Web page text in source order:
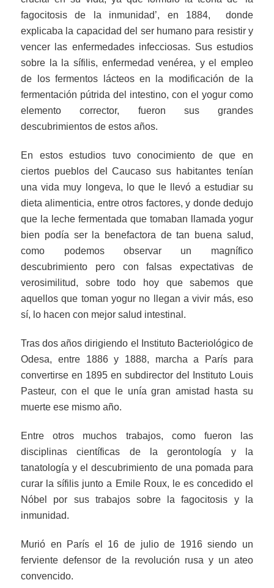
fagocitosis de la inmunidad’, en 1884, donde
explicaba la capacidad del ser humano para resistir y
vencer las enfermedades infecciosas. Sus estudios
sobre la la sífilis, enfermedad venérea, y el empleo
de los fermentos lácteos en la modificación de la
fermentación pútrida del intestino, con el yogur como
elemento corrector, fueron sus grandes
descubrimientos de estos años.
En estos estudios tuvo conocimiento de que en
ciertos pueblos del Caucaso sus habitantes tenían
una vida muy longeva, lo que le llevó a estudiar su
dieta alimenticia, entre otros factores, y donde dedujo
que la leche fermentada que tomaban llamada yogur
bien podía ser la benefactora de tan buena salud,
como podemos observar un magnífico
descubrimiento pero con falsas expectativas de
verosimilitud, sobre todo hoy que sabemos que
aquellos que toman yogur no llegan a vivir más, eso
sí, lo hacen con mejor salud intestinal.
Tras dos años dirigiendo el Instituto Bacteriológico de
Odesa, entre 1886 y 1888, marcha a París para
convertirse en 1895 en subdirector del Instituto Louis
Pasteur, con el que le unía gran amistad hasta su
muerte ese mismo año.
Entre otros muchos trabajos, como fueron las
disciplinas científicas de la gerontología y la
tanatología y el descubrimiento de una pomada para
curar la sífilis junto a Emile Roux, le es concedido el
Nóbel por sus trabajos sobre la fagocitosis y la
inmunidad.
Murió en París el 16 de julio de 1916 siendo un
ferviente defensor de la revolución rusa y un ateo
convencido.